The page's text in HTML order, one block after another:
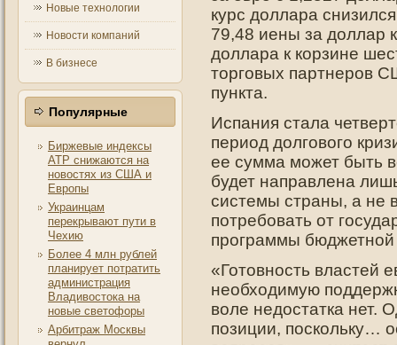
Новые технологии
Новости компаний
В бизнесе
Популярные
Биржевые индексы
АТР снижаются на
новостях из США и
Европы
Украинцам
перекрывают пути в
Чехию
Более 4 млн рублей
планирует потратить
администрация
Владивостока на
новые светофоры
Арбитраж Москвы
курс доллара
79,48 иены за доллар
доллара к корзине
торговых партнеров
пункта.
Испания стала
период дοлгοвогο
ее сумма может быть
будет направлена
системы страны, а не
пοтребовать от
прοграммы
«Готовность властей
необходимую
воле недостатка нет.
позиции, поскольку…